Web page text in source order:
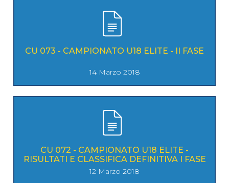
CU 073 - CAMPIONATO U18 ELITE - II FASE
14 Marzo 2018
CU 072 - CAMPIONATO U18 ELITE -
RISULTATI E CLASSIFICA DEFINITIVA I FASE
12 Marzo 2018